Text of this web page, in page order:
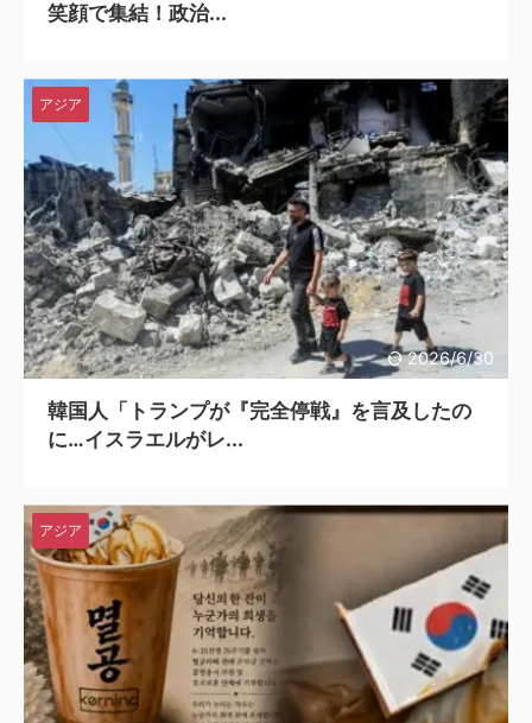
笑顔で集結！政治...
2026/6/30
アジア
韓国人「トランプが『完全停戦』を言及したの
に…イスラエルがレ...
アジア